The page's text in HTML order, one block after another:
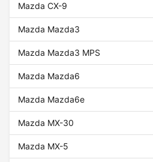
Mazda CX-9
Mazda Mazda3
Mazda Mazda3 MPS
Mazda Mazda6
Mazda Mazda6e
Mazda MX-30
Mazda MX-5